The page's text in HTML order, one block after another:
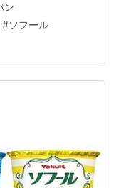
やりがい」を創
組みで生まれた
able to eat
美味しく
ン
#ソフール